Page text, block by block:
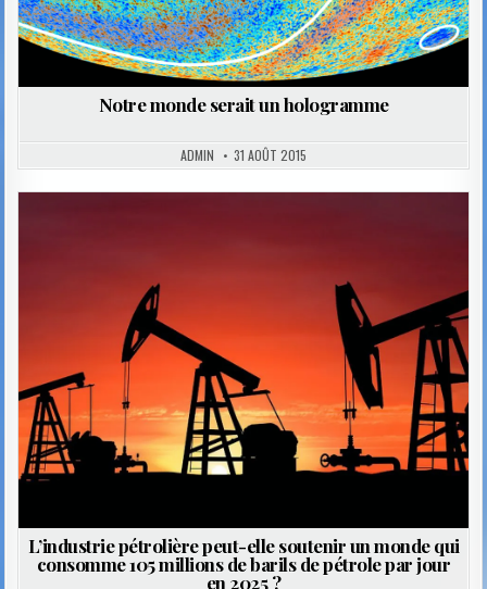
Notre monde serait un hologramme
ADMIN 31 AOÛT 2015
L’industrie pétrolière peut-elle soutenir un monde qui
consomme 105 millions de barils de pétrole par jour
en 2025 ?